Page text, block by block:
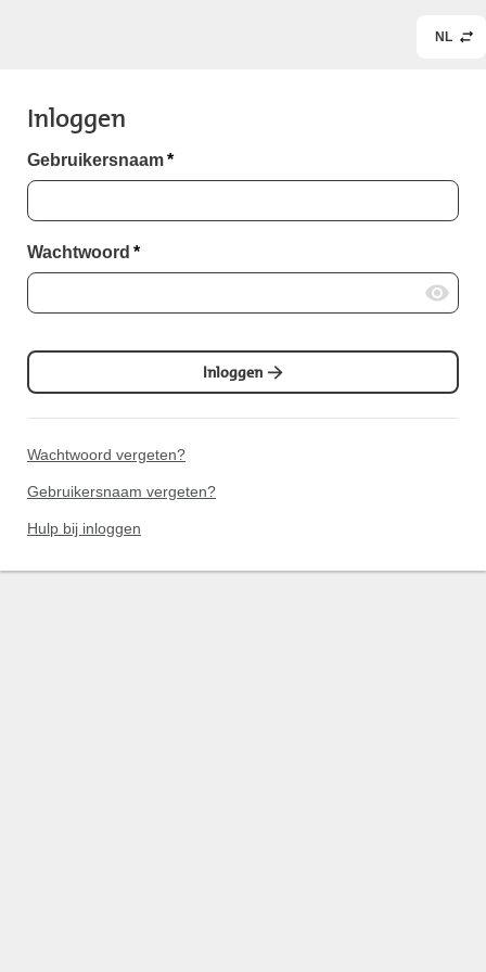
NL
Inloggen
Gebruikersnaam*
Wachtwoord *
Inloggen
Wachtwoord vergeten?
Gebruikersnaam vergeten?
Hulp bij inloggen